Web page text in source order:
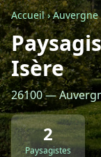
Accueil›Auvergne
Isère
26100 —
2
Paysagistes